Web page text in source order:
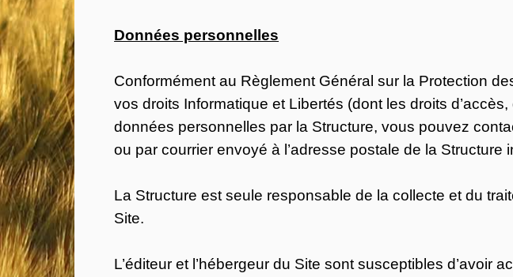
Données personnelles
Conformément au Règlement Général sur la Protection
vos droits Informatique et Libertés (dont les droits
données personnelles par la Structure, vous pouvez
ou par courrier envoyé à l’adresse postale de la
La Structure est seule responsable de la collecte et du
Site.
L’éditeur et l’hébergeur du Site sont susceptibles